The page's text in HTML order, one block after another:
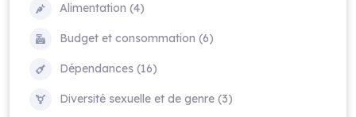
Alimentation (4)
Budget et consommation (6)
Dépendances (16)
Diversité sexuelle et de genre (3)